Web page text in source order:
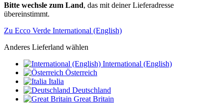
Bitte wechsle zum Land, das mit deiner Lieferadresse
übereinstimmt.
Zu Ecco Verde International (English)
Anderes Lieferland wählen
International (English)
Österreich
Italia
Deutschland
Great Britain